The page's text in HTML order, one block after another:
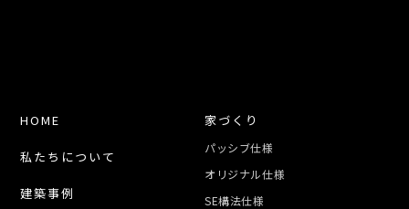
HOME
私たちについて
建築事例
家づくり
パッシブ仕様
オリジナル仕様
SE構法仕様